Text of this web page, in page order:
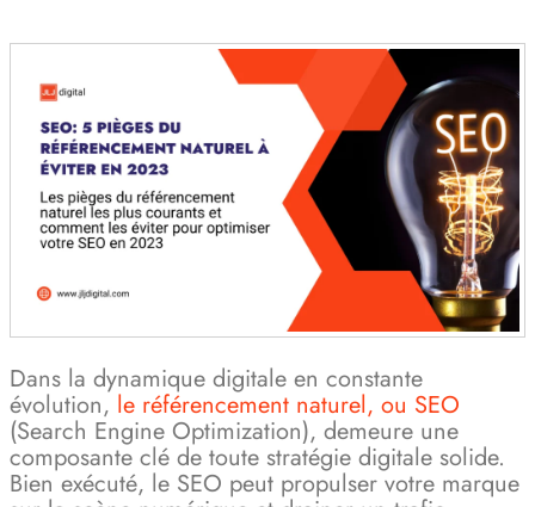
Dans la dynamique digitale en constante
évolution, le référencement naturel, ou SEO
(Search Engine Optimization), demeure une
composante clé de toute stratégie digitale solide.
Bien exécuté, le SEO peut propulser votre marque